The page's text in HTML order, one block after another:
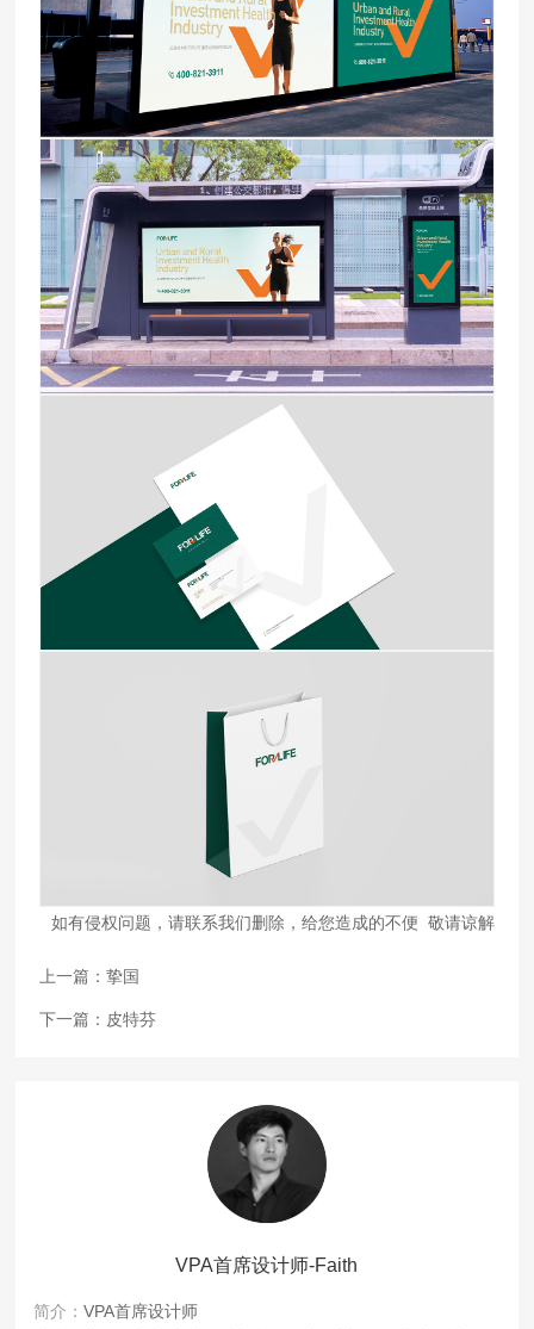
如有侵权问题，请联系我们删除，给您造成的不便 敬请谅解
上一篇：挚国
下一篇： 皮特芬
VPA首席设计师-Faith
简介：VPA首席设计师